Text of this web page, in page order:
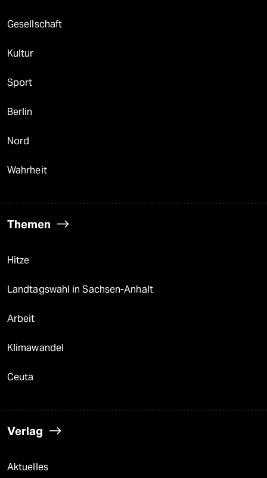
Gesellschaft
Kultur
Sport
Berlin
Nord
Wahrheit
Themen
Hitze
Landtagswahl in Sachsen-Anhalt
Arbeit
Klimawandel
Ceuta
Verlag
Aktuelles